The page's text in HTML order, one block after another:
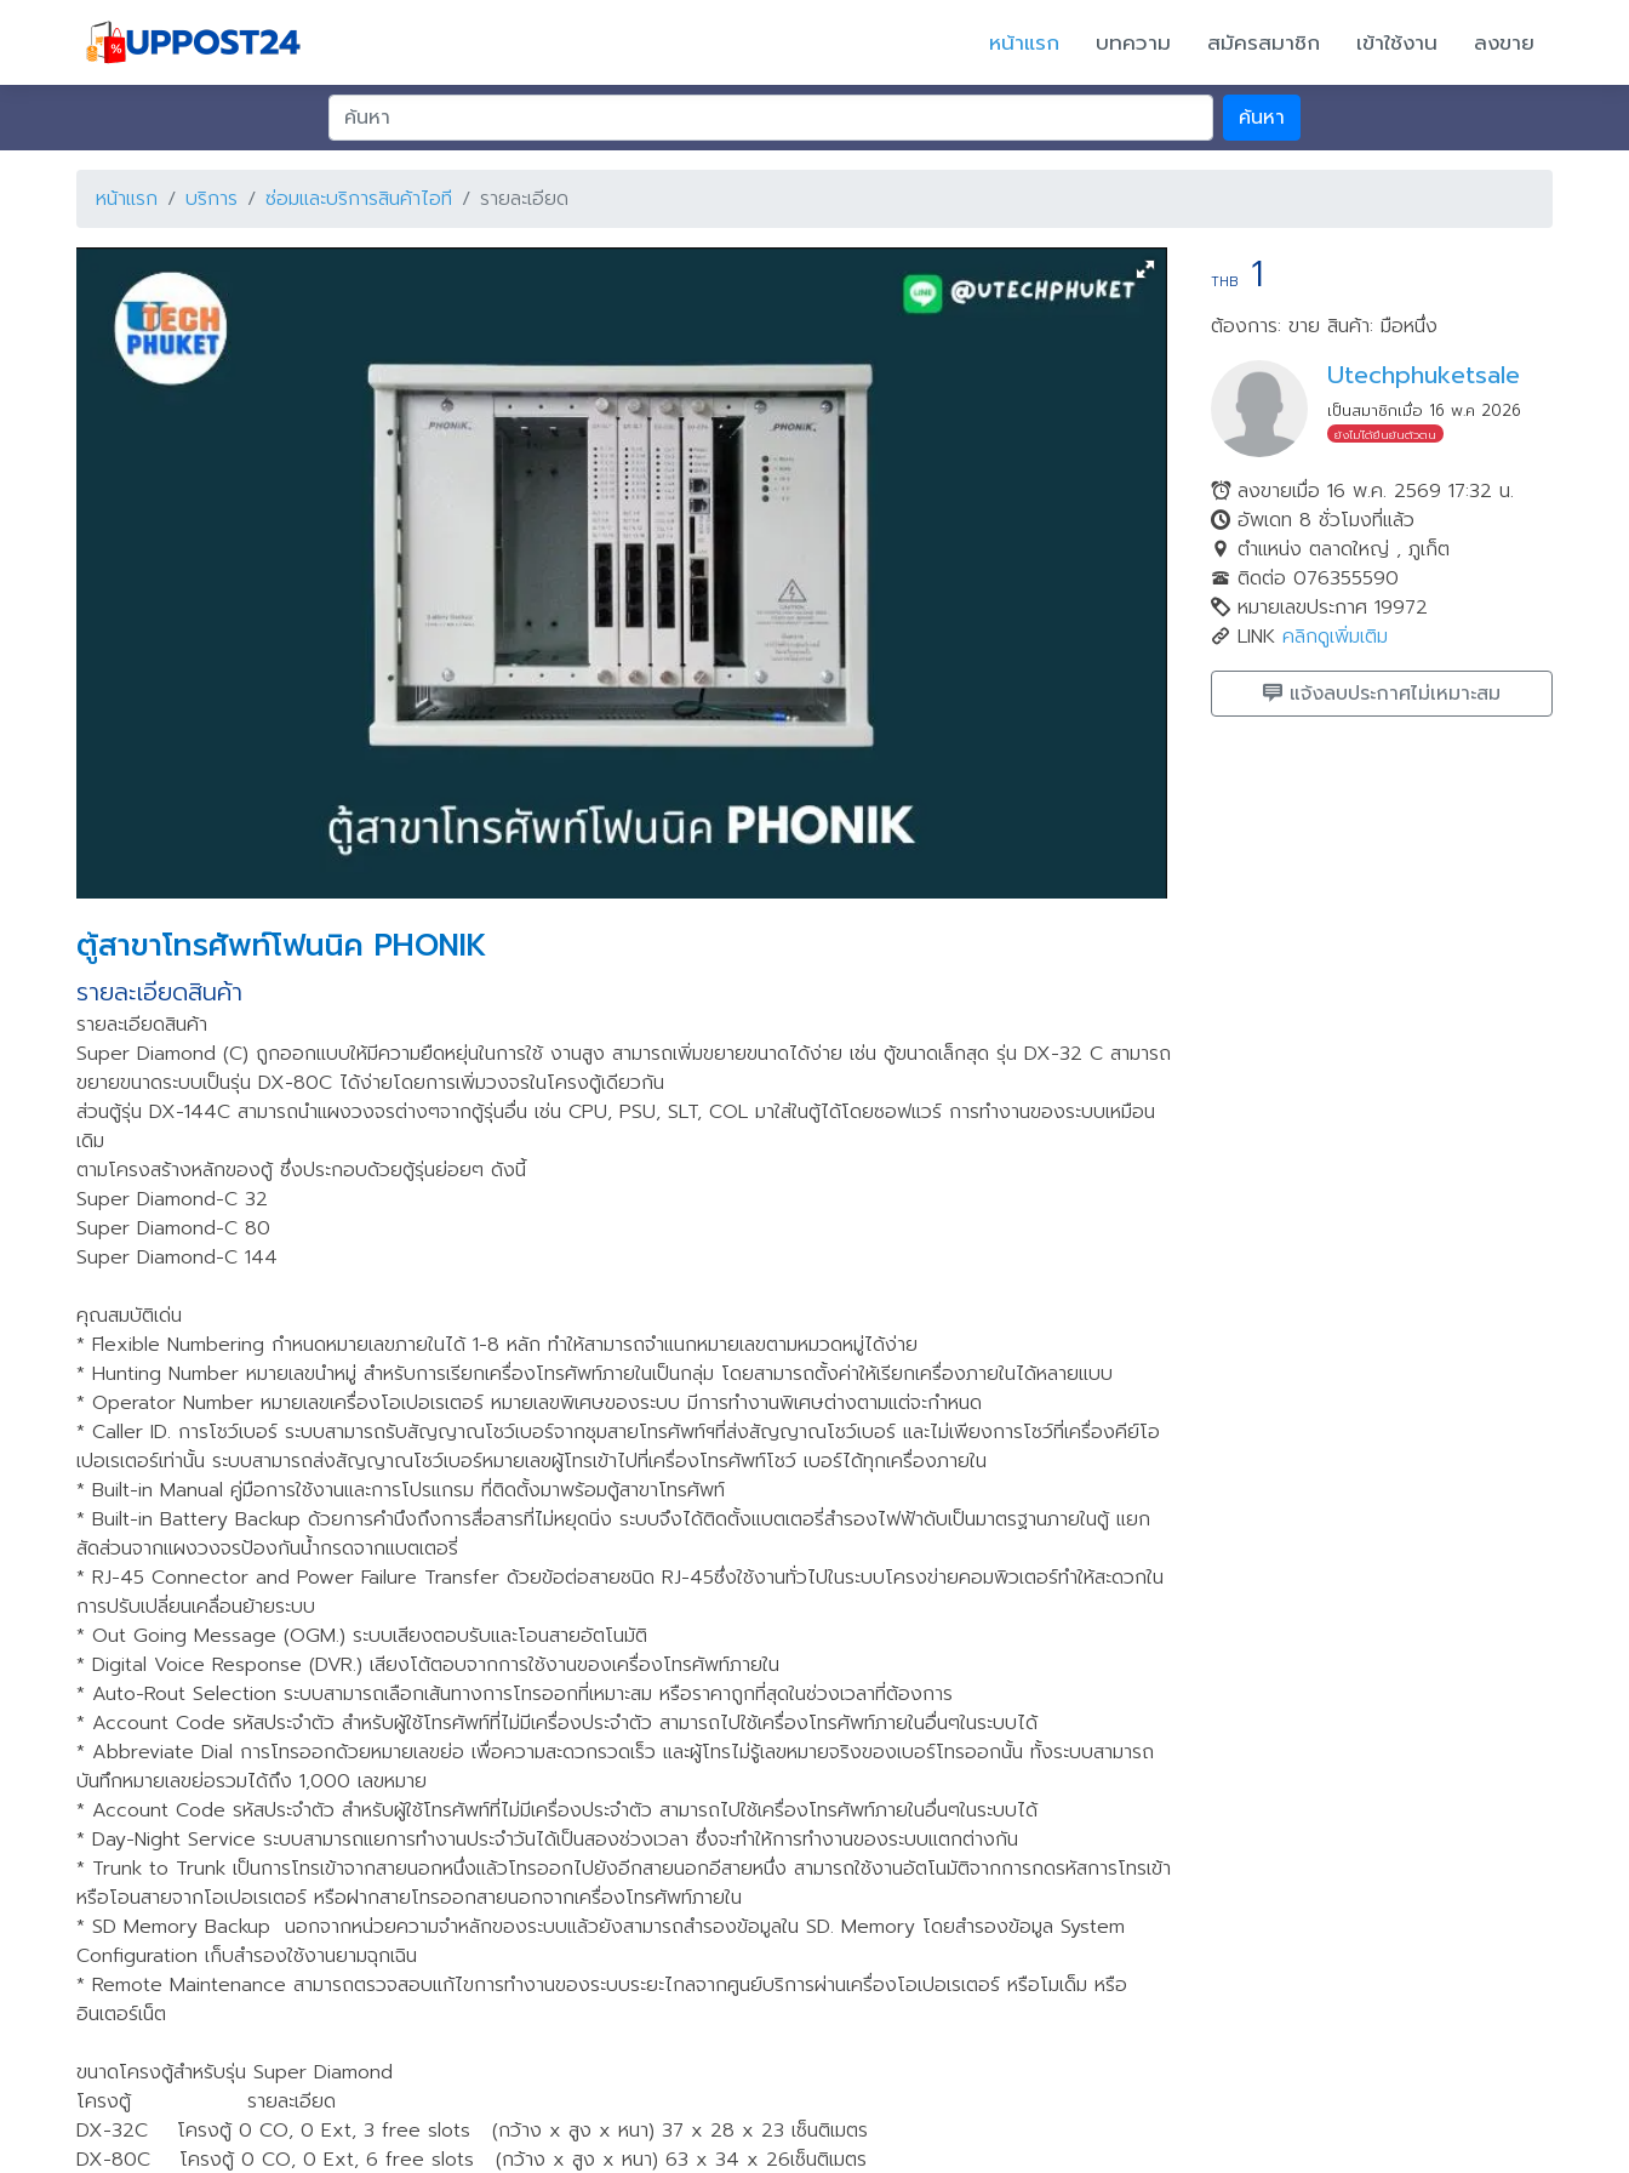
หน้าแรก บทความ สมัครสมาชิก เข้าใช้งาน ลงขาย
ค้นหา
หน้าแรก บริการ ซ่อมและบริการสินค้าไอที รายละเอียด
ตู้สาขาโทรศัพท์โฟนนิค PHONIK
รายละเอียดสินค้า
รายละเอียดสินค้า
Super Diamond (C) ถูกออกแบบให้มีความยืดหยุ่นในการใช้ งานสูง สามารถเพิ่มขยายขนาดได้ง่าย เช่น ตู้ขนาดเล็กสุด รุ่น DX-32 C สามารถ
ขยายขนาดระบบเป็นรุ่น DX-80C ได้ง่ายโดยการเพิ่มวงจรในโครงตู้เดียวกัน
ส่วนตู้รุ่น DX-144C สามารถนำแผงวงจรต่างๆจากตู้รุ่นอื่น เช่น CPU, PSU, SLT, COL มาใส่ในตู้ได้โดยซอฟแวร์ การทำงานของระบบเหมือน
เดิม
ตามโครงสร้างหลักของตู้ ซึ่งประกอบด้วยตู้รุ่นย่อยๆ ดังนี้
Super Diamond-C 32
Super Diamond-C 80
Super Diamond-C 144
คุณสมบัติเด่น
* Flexible Numbering กำหนดหมายเลขภายในได้ 1-8 หลัก ทำให้สามารถจำแนกหมายเลขตามหมวดหมู่ได้ง่าย
* Hunting Number หมายเลขนำหมู่ สำหรับการเรียกเครื่องโทรศัพท์ภายในเป็นกลุ่ม โดยสามารถตั้งค่าให้เรียกเครื่องภายในได้หลายแบบ
* Operator Number หมายเลขเครื่องโอเปอเรเตอร์ หมายเลขพิเศษของระบบ มีการทำงานพิเศษต่างตามแต่จะกำหนด
* Caller ID. การโชว์เบอร์ ระบบสามารถรับสัญญาณโชว์เบอร์จากชุมสายโทรศัพท์ฯที่ส่งสัญญาณโชว์เบอร์ และไม่เพียงการโชว์ที่เครื่องคีย์โอ
เปอเรเตอร์เท่านั้น ระบบสามารถส่งสัญญาณโชว์เบอร์หมายเลขผู้โทรเข้าไปที่เครื่องโทรศัพท์โชว์ เบอร์ได้ทุกเครื่องภายใน
* Built-in Manual คู่มือการใช้งานและการโปรแกรม ที่ติดตั้งมาพร้อมตู้สาขาโทรศัพท์
* Built-in Battery Backup ด้วยการคำนึงถึงการสื่อสารที่ไม่หยุดนิ่ง ระบบจึงได้ติดตั้งแบตเตอรี่สำรองไฟฟ้าดับเป็นมาตรฐานภายในตู้ แยก
สัดส่วนจากแผงวงจรป้องกันน้ำกรดจากแบตเตอรี่
* RJ-45 Connector and Power Failure Transfer ด้วยข้อต่อสายชนิด RJ-45ซึ่งใช้งานทั่วไปในระบบโครงข่ายคอมพิวเตอร์ทำให้สะดวกใน
การปรับเปลี่ยนเคลื่อนย้ายระบบ
* Out Going Message (OGM.) ระบบเสียงตอบรับและโอนสายอัตโนมัติ
* Digital Voice Response (DVR.) เสียงโต้ตอบจากการใช้งานของเครื่องโทรศัพท์ภายใน
* Auto-Rout Selection ระบบสามารถเลือกเส้นทางการโทรออกที่เหมาะสม หรือราคาถูกที่สุดในช่วงเวลาที่ต้องการ
* Account Code รหัสประจำตัว สำหรับผู้ใช้โทรศัพท์ที่ไม่มีเครื่องประจำตัว สามารถไปใช้เครื่องโทรศัพท์ภายในอื่นๆในระบบได้
* Abbreviate Dial การโทรออกด้วยหมายเลขย่อ เพื่อความสะดวกรวดเร็ว และผู้โทรไม่รู้เลขหมายจริงของเบอร์โทรออกนั้น ทั้งระบบสามารถ
บันทึกหมายเลขย่อรวมได้ถึง 1,000 เลขหมาย
* Account Code รหัสประจำตัว สำหรับผู้ใช้โทรศัพท์ที่ไม่มีเครื่องประจำตัว สามารถไปใช้เครื่องโทรศัพท์ภายในอื่นๆในระบบได้
* Day-Night Service ระบบสามารถแยการทำงานประจำวันได้เป็นสองช่วงเวลา ซึ่งจะทำให้การทำงานของระบบแตกต่างกัน
* Trunk to Trunk เป็นการโทรเข้าจากสายนอกหนึ่งแล้วโทรออกไปยังอีกสายนอกอีสายหนึ่ง สามารถใช้งานอัตโนมัติจากการกดรหัสการโทรเข้า
หรือโอนสายจากโอเปอเรเตอร์ หรือฝากสายโทรออกสายนอกจากเครื่องโทรศัพท์ภายใน
* SD Memory Backup นอกจากหน่วยความจำหลักของระบบแล้วยังสามารถสำรองข้อมูลใน SD. Memory โดยสำรองข้อมูล System
Configuration เก็บสำรองใช้งานยามฉุกเฉิน
* Remote Maintenance สามารถตรวจสอบแก้ไขการทำงานของระบบระยะไกลจากศูนย์บริการผ่านเครื่องโอเปอเรเตอร์ หรือโมเด็ม หรือ
อินเตอร์เน็ต
ขนาดโครงตู้สำหรับรุ่น Super Diamond
โครงตู้ รายละเอียด
DX-32C โครงตู้ 0 CO, 0 Ext, 3 free slots (กว้าง x สูง x หนา) 37 x 28 x 23 เซ็นติเมตร
DX-80C โครงตู้ 0 CO, 0 Ext, 6 free slots (กว้าง x สูง x หนา) 63 x 34 x 26เซ็นติเมตร
THB 1
ต้องการ: ขาย สินค้า: มือหนึ่ง
Utechphuketsale
เป็นสมาชิกเมื่อ 16 พ.ค 2026
ยังไม่ได้ยืนยันตัวตน
ลงขายเมื่อ 16 พ.ค. 2569 17:32 น.
อัพเดท 8 ชั่วโมงที่แล้ว
ตำแหน่ง ตลาดใหญ่ , ภูเก็ต
ติดต่อ 076355590
หมายเลขประกาศ 19972
LINK คลิกดูเพิ่มเติม
แจ้งลบประกาศไม่เหมาะสม